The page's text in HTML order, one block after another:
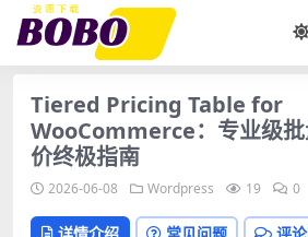
Tiered Pricing Table for
WooCommerce：专业级
价终极指南
2026-06-08 Wordpress 19 0